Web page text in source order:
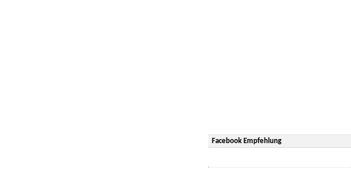
Facebook Empfehlung